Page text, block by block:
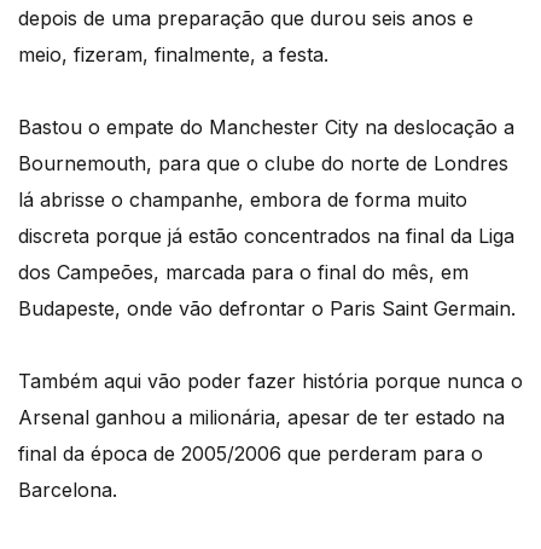
depois de uma preparação que durou seis anos e
meio, fizeram, finalmente, a festa.
Bastou o empate do Manchester City na deslocação a
Bournemouth, para que o clube do norte de Londres
lá abrisse o champanhe, embora de forma muito
discreta porque já estão concentrados na final da Liga
dos Campeões, marcada para o final do mês, em
Budapeste, onde vão defrontar o Paris Saint Germain.
Também aqui vão poder fazer história porque nunca o
Arsenal ganhou a milionária, apesar de ter estado na
final da época de 2005/2006 que perderam para o
Barcelona.